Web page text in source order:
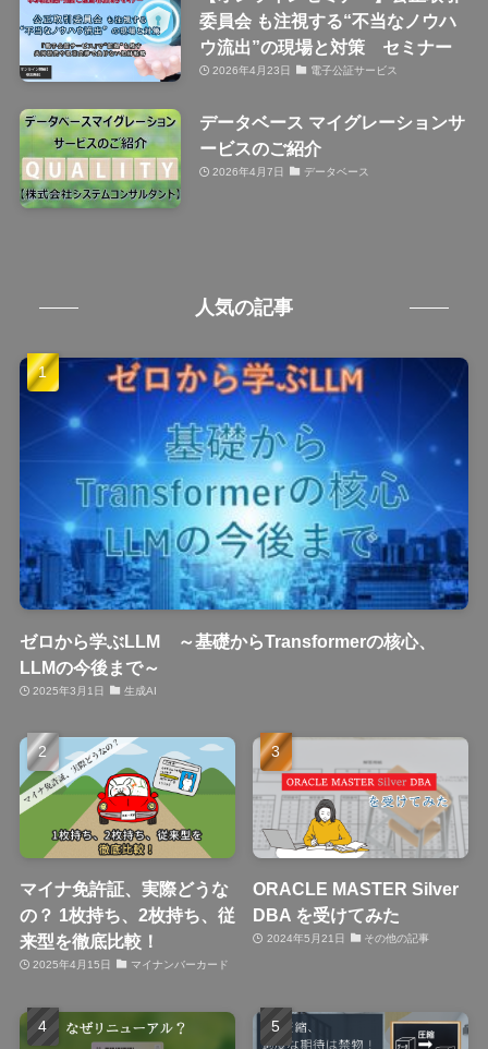
委員会 も注視する“不当なノウハ
ウ流出”の現場と対策 セミナー
2026年4月23日 電子公証サービス
データベース マイグレーションサ
ービスのご紹介
2026年4月7日 データベース
人気の記事
ゼロから学ぶLLM ～基礎からTransformerの核心、
LLMの今後まで～
2025年3月1日 生成AI
マイナ免許証、実際どうな
の？ 1枚持ち、2枚持ち、従
来型を徹底比較！
2025年4月15日 マイナンバーカード
ORACLE MASTER Silver
DBA を受けてみた
2024年5月21日 その他の記事